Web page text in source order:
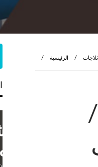
الرئيسية
فني ثلاجات الجابرية / 98025055 /